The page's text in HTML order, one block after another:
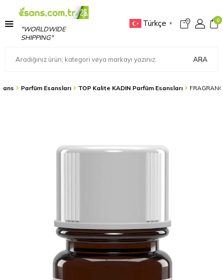
"WORLDWIDE
SHIPPING"
Türkçe ▼
0
ARA
Parfüm Esansları TOP Kalite KADIN Parfüm Esansları